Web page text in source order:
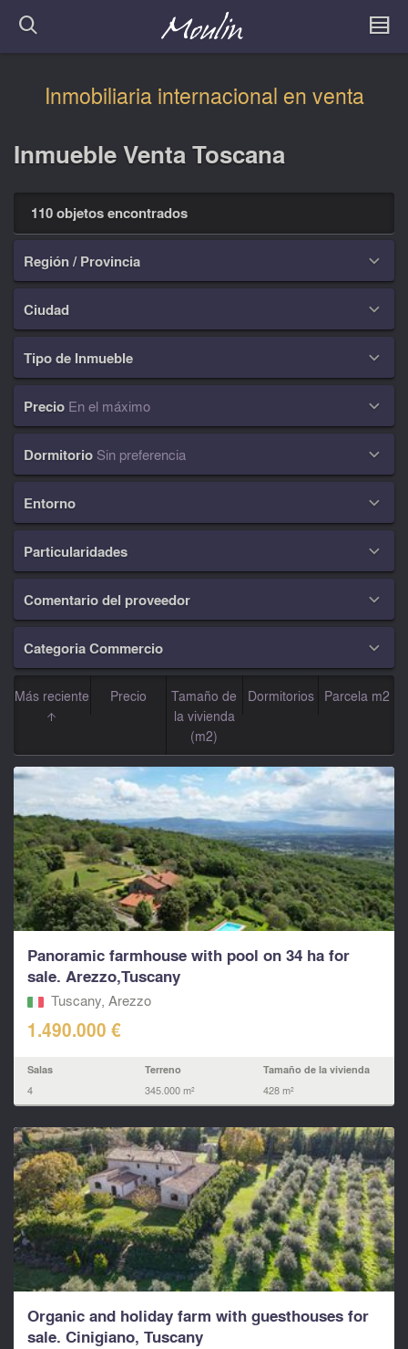
Inmobiliaria internacional en venta
Inmueble Venta Toscana
110 objetos encontrados
Región / Provincia 
Ciudad 
Tipo de Inmueble 
Precio En el máximo 
Dormitorio Sin preferencia 
Entorno 
Particularidades 
Comentario del proveedor 
Categoria Commercio 
Más reciente Precio
Tamaño de
la vivienda
(m2)
Dormitorios Parcela m2
Panoramic farmhouse with pool on 34 ha for
sale. Arezzo,Tuscany
Tuscany, Arezzo
1.490.000 €
Salas
4
Terreno
345.000 m²
Tamaño de la vivienda
428 m²
Organic and holiday farm with guesthouses for
sale. Cinigiano, Tuscany